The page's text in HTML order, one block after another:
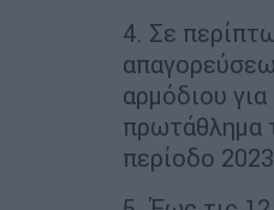
4. Σε
αρμόδιου
πρωτάθλημα
περίοδο